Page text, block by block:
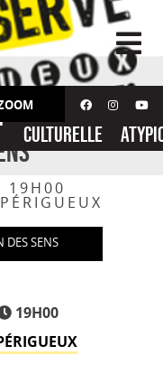
Action
culturelle
19H00
DES SENS
19H00